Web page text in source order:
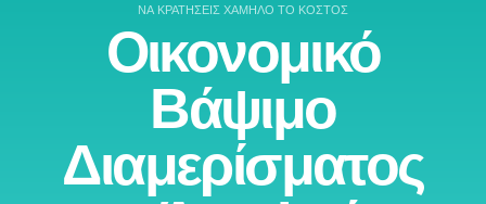
ΝΑ ΚΡΑΤΉΣΕΙΣ ΧΑΜΗΛΌ ΤΟ ΚΌΣΤΟΣ
Οικονομικό
Βάψιμο
Διαμερίσματος